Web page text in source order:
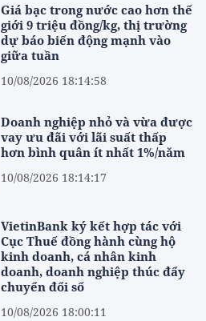
Giá bạc trong nước cao hơn thế
giới 9 triệu đồng/kg, thị trường
dự báo biến động mạnh vào
giữa tuần
10/08/2026 18:14:58
Doanh nghiệp nhỏ và vừa được
vay ưu đãi với lãi suất thấp
hơn bình quân ít nhất 1%/năm
10/08/2026 18:14:17
VietinBank ký kết hợp tác với
Cục Thuế đồng hành cùng hộ
kinh doanh, cá nhân kinh
doanh, doanh nghiệp thúc đẩy
chuyển đổi số
10/08/2026 18:00:11